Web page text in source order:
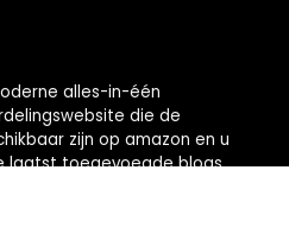
alles-in-één
die de
zijn op amazon en u
laatst toegevoegde blogs.